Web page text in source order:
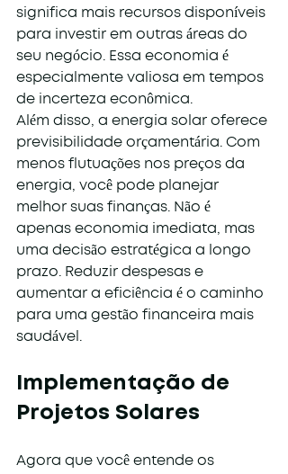
significa mais recursos disponíveis
para investir em outras áreas do
seu negócio. Essa economia é
especialmente valiosa em tempos
de incerteza econômica.
Além disso, a energia solar oferece
previsibilidade orçamentária. Com
menos flutuações nos preços da
energia, você pode planejar
melhor suas finanças. Não é
apenas economia imediata, mas
uma decisão estratégica a longo
prazo. Reduzir despesas e
aumentar a eficiência é o caminho
para uma gestão financeira mais
saudável.
Implementação de
Projetos Solares
Agora que você entende os